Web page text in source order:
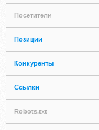
Посетители
Позиции
Конкуренты
Ссылки
Robots.txt